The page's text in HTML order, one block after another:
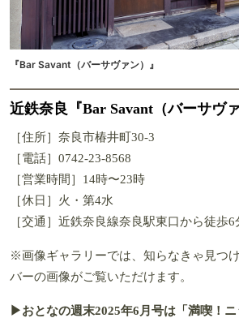
『Bar Savant（バーサヴァン）』
近鉄奈良『Bar Savant（バーサヴァ
［住所］奈良市椿井町30-3
［電話］0742-23-8568
［営業時間］14時〜23時
［休日］火・第4水
［交通］近鉄奈良線奈良駅東口から徒歩6
※画像ギャラリーでは、知らなきゃ見つ
バーの画像がご覧いただけます。
▶おとなの週末2025年6月号は「 満喫！